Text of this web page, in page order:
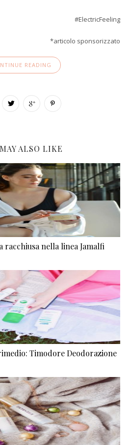
#ElectricFeeling
*articolo sponsorizzato
READING
ALSO LIKE
racchiusa nella linea Jamalfi
Timodore Deodorazione